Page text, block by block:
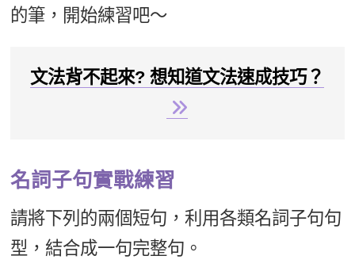
的筆，開始練習吧～
文法背不起來? 想知道文法速成技巧？
名詞子句實戰練習
請將下列的兩個短句，利用各類名詞子句句
型，結合成一句完整句。